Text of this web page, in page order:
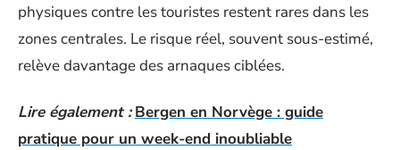
physiques contre les touristes restent rares dans les
zones centrales. Le risque réel, souvent sous-estimé,
relève davantage des arnaques ciblées.
Lire également : Bergen en Norvège : guide
pratique pour un week-end inoubliable